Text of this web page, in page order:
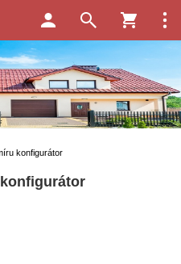
konfigurátor